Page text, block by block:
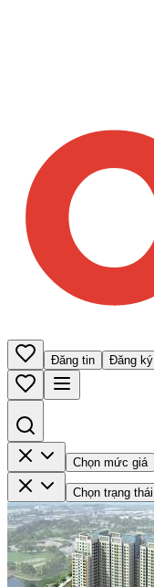
Đăng tin Đăng ký
Chọn mức giá
Chọn trạng thái